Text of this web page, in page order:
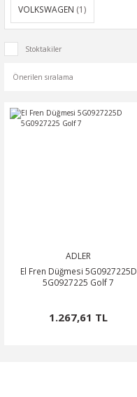
VOLKSWAGEN (1)
Stoktakiler
ADLER
El Fren Düğmesi 5G0927225D
5G0927225 Golf 7
1.267,61 TL